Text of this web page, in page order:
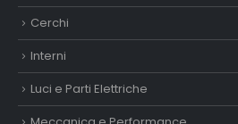
Cerchi
Interni
Luci e Parti Elettriche